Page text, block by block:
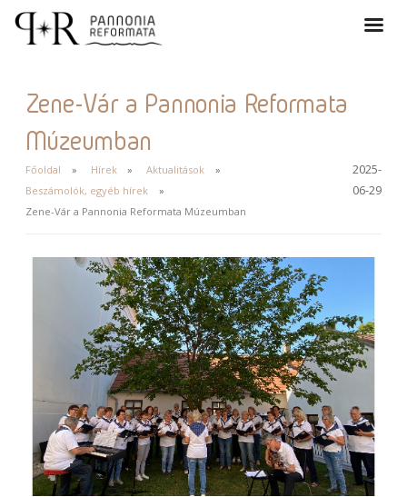
Zene-Vár a Pannonia Reformata
Múzeumban
Főoldal Hírek
Aktualitások
Beszámolók, egyéb hírek
Zene-Vár a Pannonia Reformata Múzeumban
2025-
06-29